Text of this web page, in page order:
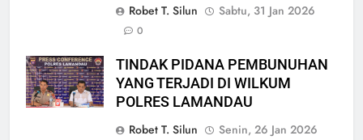
Robet T. Silun
Sabtu, 31 Jan 2026
0
TINDAK PIDANA PEMBUNUHAN
YANG TERJADI DI WILKUM
POLRES LAMANDAU
Robet T. Silun
Senin, 26 Jan 2026